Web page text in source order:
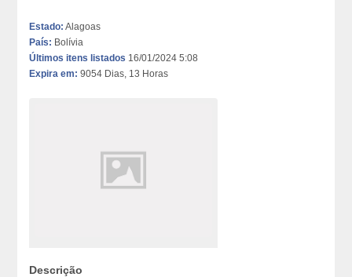
Estado: Alagoas
País: Bolívia
Últimos itens listados 16/01/2024 5:08
Expira em: 9054 Dias, 13 Horas
Descrição